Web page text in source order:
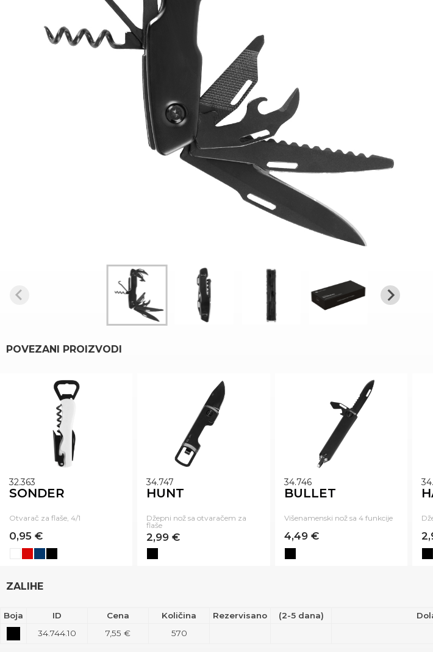
POVEZANI PROIZVODI
32.363
SONDER
Otvarač za flaše, 4/1
0,95 €
34.747
HUNT
Džepni nož sa otvaračem za
flaše
2,99 €
34.746
BULLET
Višenamenski nož sa 4 funkcije
4,49 €
ZALIHE
Boja ID Cena Količina Rezervisano (2-5 dana)
34.744.10
7,55 € 570